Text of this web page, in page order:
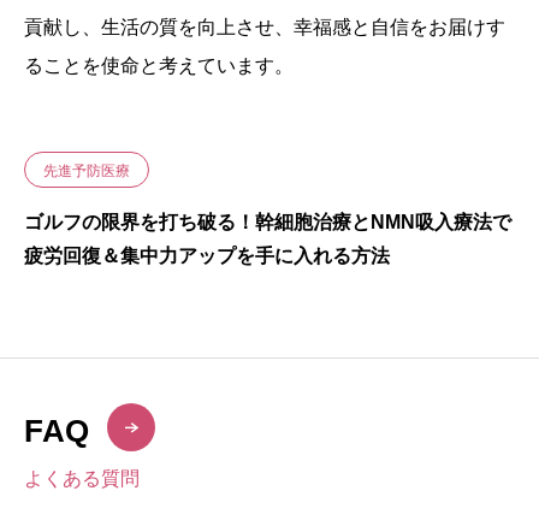
貢献し、生活の質を向上させ、幸福感と自信をお届けす
ることを使命と考えています。
先進予防医療
ゴルフの限界を打ち破る！幹細胞治療とNMN吸入療法で
疲労回復＆集中力アップを手に入れる方法
FAQ
よくある質問